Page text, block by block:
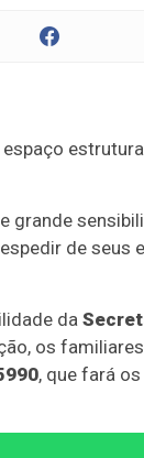
grande
de seus
da
os
, que fará